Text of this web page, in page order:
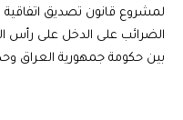
لمشروع قانون تصديق اتفاقية
الضرائب على الدخل على رأس
بين حكومة جمهورية العراق